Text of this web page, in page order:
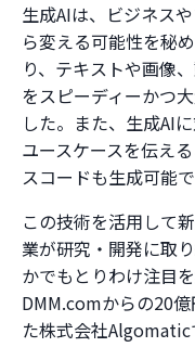
生成AIは、ビジネス
ら変える可能性を秘
り、テキストや画像
をスピーディーかつ
した。また、生成AI
ユースケースを伝え
スコードも生成可能で
この技術を活用して
業が研究・開発に取
かでもとりわけ注目
DMM.comからの20
た株式会社Algomatic